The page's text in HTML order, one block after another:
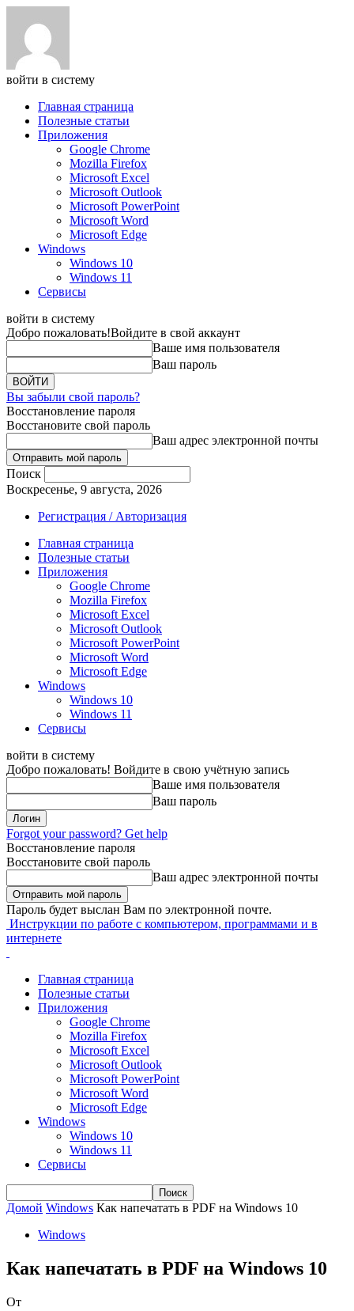
войти в систему
Главная страница
Полезные статьи
Приложения
Google Chrome
Mozilla Firefox
Microsoft Excel
Microsoft Outlook
Microsoft PowerPoint
Microsoft Word
Microsoft Edge
Windows
Windows 10
Windows 11
Сервисы
войти в систему
Добро пожаловать!Войдите в свой аккаунт
Ваше имя пользователя
Ваш пароль
Вы забыли свой пароль?
Восстановление пароля
Восстановите свой пароль
Ваш адрес электронной почты
Поиск
Воскресенье, 9 августа, 2026
Регистрация / Авторизация
Главная страница
Полезные статьи
Приложения
Google Chrome
Mozilla Firefox
Microsoft Excel
Microsoft Outlook
Microsoft PowerPoint
Microsoft Word
Microsoft Edge
Windows
Windows 10
Windows 11
Сервисы
войти в систему
Добро пожаловать! Войдите в свою учётную запись
Ваше имя пользователя
Ваш пароль
Forgot your password? Get help
Восстановление пароля
Восстановите свой пароль
Ваш адрес электронной почты
Пароль будет выслан Вам по электронной почте.
Инструкции по работе с компьютером, программами и в
интернете
Главная страница
Полезные статьи
Приложения
Google Chrome
Mozilla Firefox
Microsoft Excel
Microsoft Outlook
Microsoft PowerPoint
Microsoft Word
Microsoft Edge
Windows
Windows 10
Windows 11
Сервисы
Домой Windows Как напечатать в PDF на Windows 10
Windows
Как напечатать в PDF на Windows 10
От